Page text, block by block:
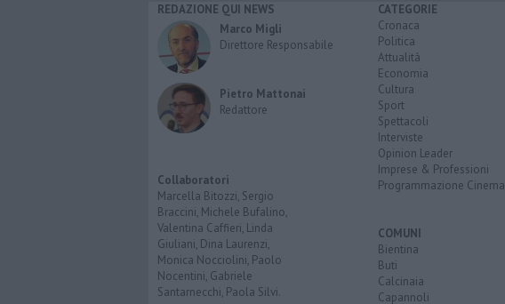
REDAZIONE QUI NEWS
Marco Migli
Direttore Responsabile
Pietro Mattonai
Redattore
Collaboratori
Marcella Bitozzi, Sergio
Braccini, Michele Bufalino,
Valentina Caffieri, Linda
Giuliani, Dina Laurenzi,
Monica Nocciolini, Paolo
Nocentini, Gabriele
Santarnecchi, Paola Silvi.
CATEGORIE
Cronaca
Politica
Attualità
Economia
Cultura
Sport
Spettacoli
Interviste
Opinion Leader
Imprese & Professioni
Programmazione Cinema
COMUNI
Bientina
Buti
Calcinaia
Capannoli